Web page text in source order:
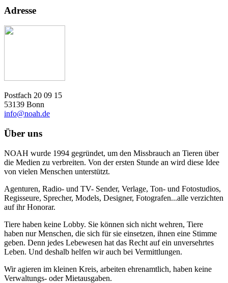
Adresse
Postfach 20 09 15
53139 Bonn
info@noah.de
Über uns
NOAH wurde 1994 gegründet, um den Missbrauch an Tieren über
die Medien zu verbreiten. Von der ersten Stunde an wird diese Idee
von vielen Menschen unterstützt.
Agenturen, Radio- und TV- Sender, Verlage, Ton- und Fotostudios,
Regisseure, Sprecher, Models, Designer, Fotografen...alle verzichten
auf ihr Honorar.
Tiere haben keine Lobby. Sie können sich nicht wehren, Tiere
haben nur Menschen, die sich für sie einsetzen, ihnen eine Stimme
geben. Denn jedes Lebewesen hat das Recht auf ein unversehrtes
Leben. Und deshalb helfen wir auch bei Vermittlungen.
Wir agieren im kleinen Kreis, arbeiten ehrenamtlich, haben keine
Verwaltungs- oder Mietausgaben.